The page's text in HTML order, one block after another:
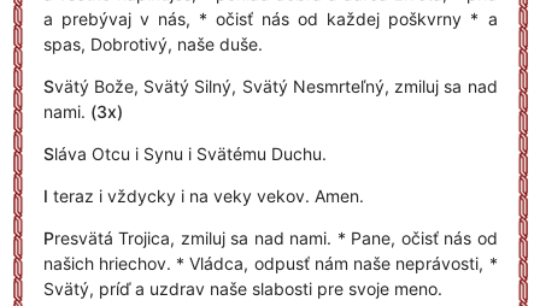
a prebývaj v nás, * očisť nás od každej poškvrny * a
spas, Dobrotivý, naše duše.
Svätý Bože, Svätý Silný, Svätý Nesmrteľný, zmiluj sa nad
nami. (3x)
Sláva Otcu i Synu i Svätému Duchu.
I teraz i vždycky i na veky vekov. Amen.
Presvätá Trojica, zmiluj sa nad nami. * Pane, očisť nás od
našich hriechov. * Vládca, odpusť nám naše neprávosti, *
Svätý, príď a uzdrav naše slabosti pre svoje meno.